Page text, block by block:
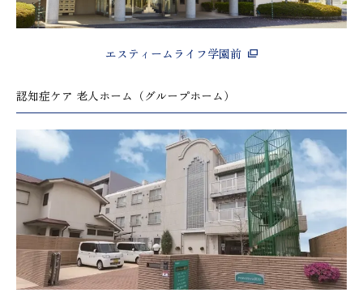
エスティームライフ学園前
認知症ケア 老人ホーム（グループホーム）